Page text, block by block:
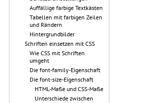
Auffällige farbige Textkästen
Tabellen mit farbigen Zeilen
und Rändern
Hintergrundbilder
Schriften einsetzen mit CSS
Wie CSS mit Schriften
umgeht
Die font-family-Eigenschaft
Die font-size-Eigenschaft
HTML-Maße und CSS-Maße
Unterschiede zwischen